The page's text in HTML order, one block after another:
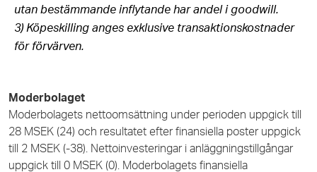
utan bestämmande inflytande har andel i goodwill.
3) Köpeskilling anges exklusive transaktionskostnader
för förvärven.
Moderbolaget
Moderbolagets nettoomsättning under perioden uppgick till
28 MSEK (24) och resultatet efter finansiella poster uppgick
till 2 MSEK (-38). Nettoinvesteringar i anläggningstillgångar
uppgick till 0 MSEK (0). Moderbolagets finansiella